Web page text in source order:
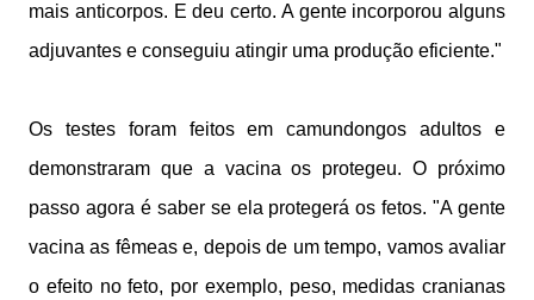
mais anticorpos. E deu certo. A gente incorporou alguns
adjuvantes e conseguiu atingir uma produção eficiente."
Os testes foram feitos em camundongos adultos e
demonstraram que a vacina os protegeu. O próximo
passo agora é saber se ela protegerá os fetos. "A gente
vacina as fêmeas e, depois de um tempo, vamos avaliar
o efeito no feto, por exemplo, peso, medidas cranianas